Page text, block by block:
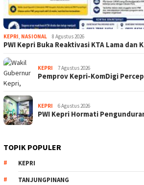
KEPRI, NASIONAL 8 Agustus 2026
PWI Kepri Buka Reaktivasi KTA Lama dan
KEPRI 7 Agustus 2026
Pemprov Kepri-KomDigi
KEPRI 6 Agustus 2026
PWI Kepri Hormati
TOPIK POPULER
KEPRI
TANJUNGPINANG